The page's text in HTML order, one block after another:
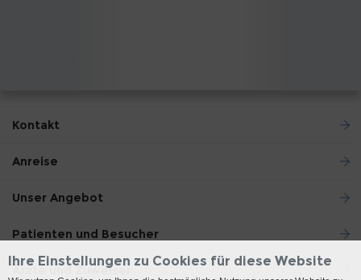
Kontakt
Anreise
Unser Angebot
Patienten und Besucher
Ärzte und Zuweiser
Ihre Einstellungen zu Cookies für diese Website